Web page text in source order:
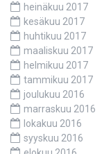
heinäkuu 2017
kesäkuu 2017
huhtikuu 2017
maaliskuu 2017
helmikuu 2017
tammikuu 2017
joulukuu 2016
marraskuu 2016
lokakuu 2016
syyskuu 2016